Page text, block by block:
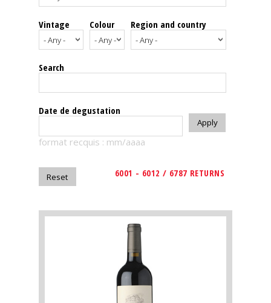
Spirits
Tasting
reviews
The
magazine
Magazine
Vintage Colour Region and country
Search
Date de degustation
format recquis : mm/aaaa
6001 - 6012 / 6787 RETURNS